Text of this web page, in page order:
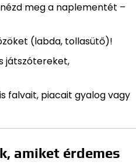
meg a naplementét –
(labda, tollasütő)!
játszótereket,
falvait, piacait gyalog vagy
amiket érdemes